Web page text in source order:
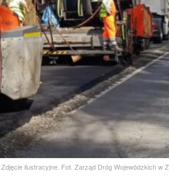
Zdjęcie ilustracyjne. Fot. Zarząd Dróg Wojewódzkich w